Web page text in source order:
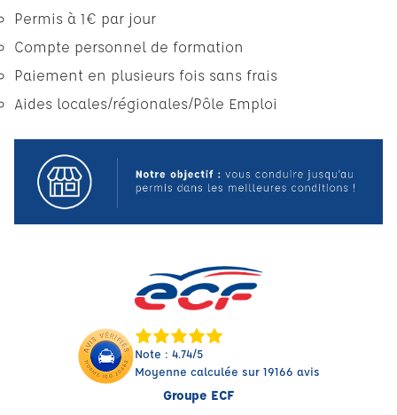
Permis à 1€ par jour
Compte personnel de formation
Paiement en plusieurs fois sans frais
Aides locales/régionales/Pôle Emploi
Note : 4.74/5
Moyenne calculée sur 19166 avis
Groupe ECF